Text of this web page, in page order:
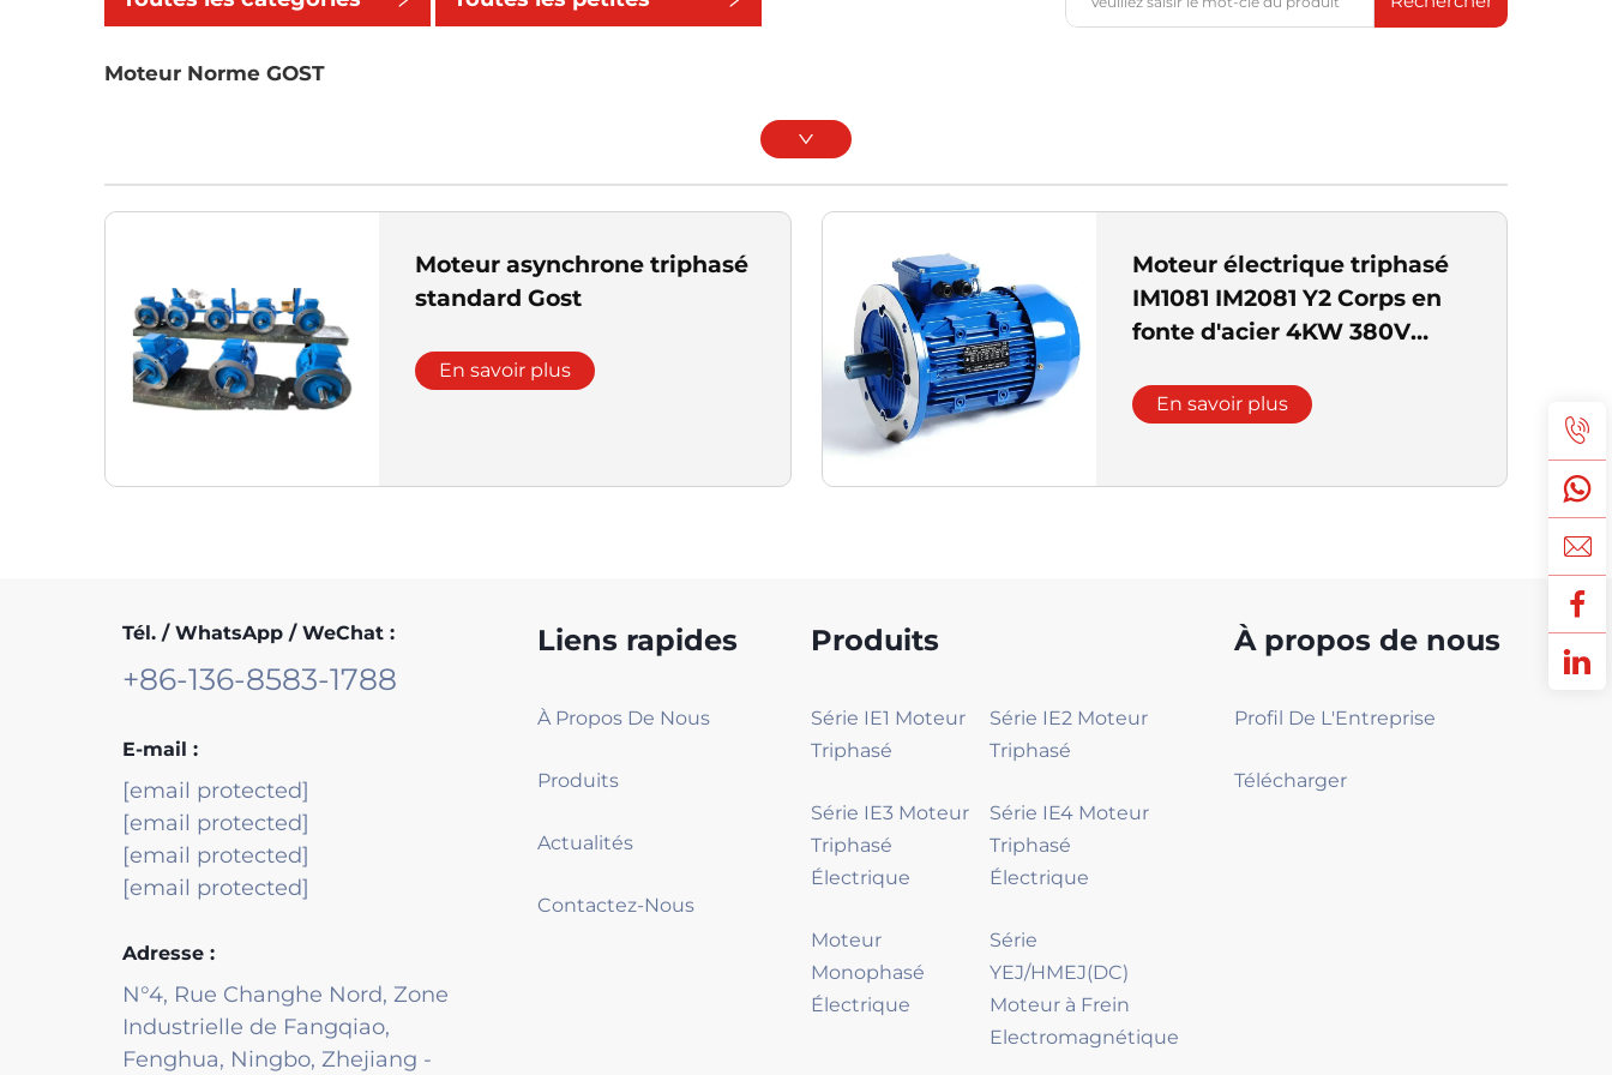
Moteur Norme GOST
Moteur asynchrone triphasé
standard Gost
En savoir plus
Moteur électrique triphasé
IM1081 IM2081 Y2 Corps en
fonte d'acier 4KW 380V
GOST ANP
En savoir plus
Tél. / WhatsApp / WeChat :
+86-136-8583-1788
E-mail :
[email protected]
[email protected]
[email protected]
[email protected]
Adresse :
N°4, Rue Changhe Nord, Zone
Industrielle de Fangqiao,
Fenghua, Ningbo, Zhejiang -
Liens rapides
À Propos De Nous
Produits
Actualités
Contactez-Nous
Produits
Série IE1 Moteur
Triphasé
Série IE2 Moteur
Triphasé
Série IE3 Moteur
Triphasé
Électrique
Série IE4 Moteur
Triphasé
Électrique
Moteur
Monophasé
Électrique
Série
YEJ/HMEJ(DC)
Moteur à Frein
Electromagnétique
À propos de nous
Profil De L'Entreprise
Télécharger